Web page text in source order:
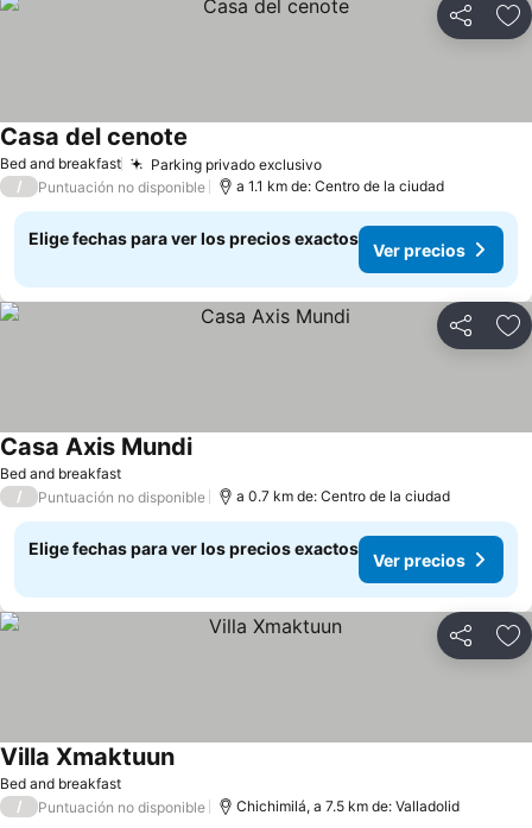
Compartir
Bed and breakfast Parking privado exclusivo
Casa del cenote
/ Puntuación no disponible a 1.1 km de: Centro de la ciudad
Elige fechas para ver los precios exactos
Ver precios
Compartir
Bed and breakfast
Casa Axis Mundi
/ Puntuación no disponible a 0.7 km de: Centro de la ciudad
Elige fechas para ver los precios exactos
Ver precios
Compartir
Bed and breakfast
Villa Xmaktuun
/ Puntuación no disponible Chichimilá, a 7.5 km de: Valladolid